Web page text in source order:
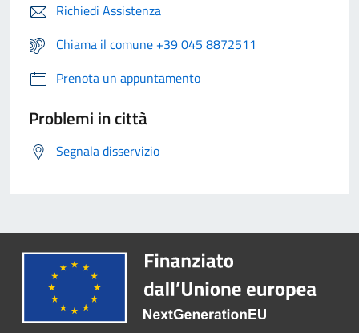
Richiedi Assistenza
Chiama il comune +39 045 8872511
Prenota un appuntamento
Problemi in città
Segnala disservizio